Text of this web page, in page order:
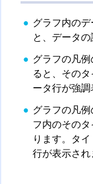
グラフ内の
と、データの
グラフの凡
ると、その
ータ行が強調
グラフの凡
フ内のその
ります。タ
行が表示され